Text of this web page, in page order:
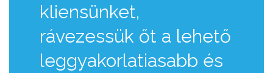
kliensünket,
rávezessük őt a lehető
leggyakorlatiasabb és